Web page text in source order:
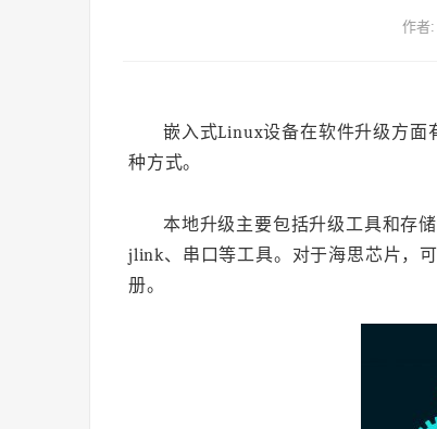
作者:
嵌入式Linux设备在软件升级方面
种方式。
本地升级主要包括升级工具和存
jlink、串口等工具。对于海思芯片，
册。